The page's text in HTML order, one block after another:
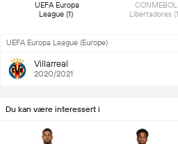
UEFA Europa
CONMEBOL
UEFA Europa League (Europe)
Villarreal
2020/2021
Du kan være interessert i